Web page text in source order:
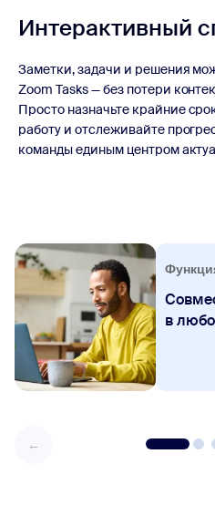
Интерактивный
Заметки, задачи и решения
Zoom Tasks — без потери
Просто назначьте крайние
работу и отслеживайте
команды единым центром
в